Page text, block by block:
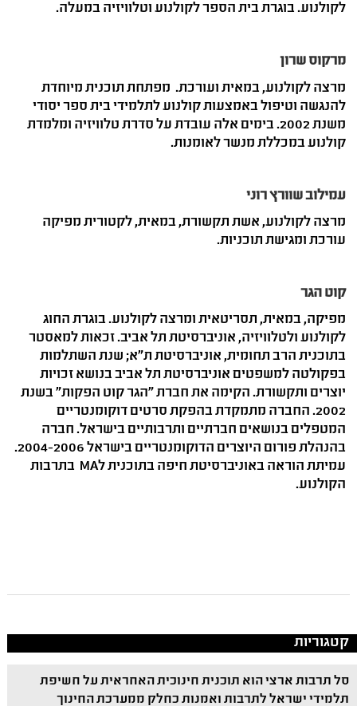
לקולנוע. בוגרת בית הספר לקולנוע וטלוויזיה במעלה.
מרקוס שרון
מרצה לקולנוע, במאית ועורכת. מפתחת תוכנית מיוחדת
להנגשה וטיפול באמצעות קולנוע לתלמידי בית ספר יסודי
משנת 2002. בימים אלה עובדת על סדרת טלוויזיה ומלמדת
קולנוע במכללת מנשר לאומנות.
עמילוב שוורץ רוני
מרצה לקולנוע, אשת תקשורת, במאית, לקטורית מפיקה
עורכת ומגישת תוכניות.
קוט הגר
מפיקה, במאית, תסריטאית ומרצה לקולנוע. בוגרת החוג
לקולנוע ולטלוויזיה, אוניברסיטת תל אביב. זכאות למאסטר
בתוכנית הרב תחומית, אוניברסיטת ת"א; שנת השתלמות
בפקולטה למשפטים אוניברסיטת תל אביב בנושא זכויות
יוצרים ותקשורת. הקימה את חברת "הגר קוט הפקות" בשנת
2002. החברה מתמקדת בהפקת סרטים דוקומנטריים
המטפלים בנושאים חברתיים ותרבותיים בישראל. חברה
בהנהלת פורום היוצרים הדוקומנטריים בישראל 2004-2006.
עמיתת הוראה באוניברסיטת חיפה בתוכנית לMA בתרבות
הקולנוע.
קטגוריות
סל תרבות ארצי הוא תוכנית חינוכית האחראית על חשיפת
תלמידי ישראל לתרבות ואמנות כחלק ממערכת החינוך